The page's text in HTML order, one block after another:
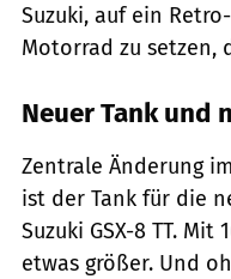
Suzuki, auf ein
Motorrad zu setzen,
Neuer Tank und
Zentrale Änderung
ist der Tank für die
Suzuki GSX-8 TT.
etwas größer. Und